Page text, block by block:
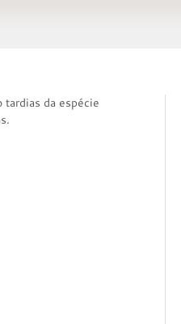
da espécie